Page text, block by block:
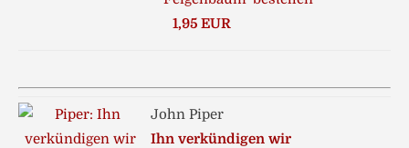
1,95 EUR
John Piper
Ihn verkündigen wir